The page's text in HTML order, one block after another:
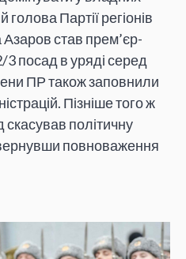
голова Партії регіонів
став прем’єр-
3 посад в уряді серед
ПР також заповнили
Пізніше того ж
скасував політичну
повноваження